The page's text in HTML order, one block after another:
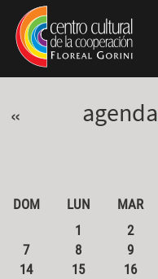
Pasar al contenido principal
Jump to main content
« agenda
DOM LUN MAR
1
2
7
8 9
14
15 16